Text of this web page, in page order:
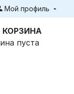
Мой профиль
пуста